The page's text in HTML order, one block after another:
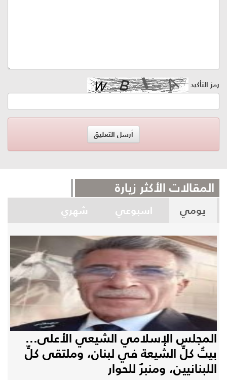
رمز التأكيد
المقالات الأكثر زيارة
يومي اسبوعي شهري
المجلس الإسلامي الشيعي الأعلى...
بيتُ كلِّ الشيعة في لبنان، وملتقى كلِّ
اللبنانيين، ومنبرٌ للحوار